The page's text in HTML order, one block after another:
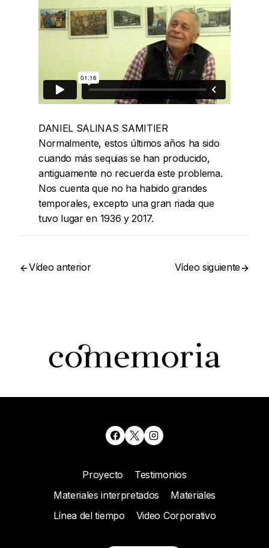
DANIEL SALINAS SAMITIER
Normalmente, estos últimos años ha sido
cuando más sequias se han producido,
antiguamente no recuerda este problema.
Nos cuenta que no ha habido grandes
temporales, excepto una gran riada que
tuvo lugar en 1936 y 2017.
Vídeo anterior Vídeo siguiente
Proyecto
Testimonios
Materiales interpretados
Materiales
Línea del tiempo
Video Corporativo